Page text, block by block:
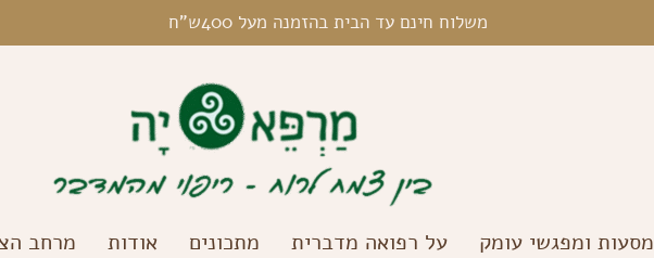
משלוח חינם עד הבית בהזמנה מעל 400ש"ח
מסעות ומפגשי עומק על רפואה מדברית מתכונים אודות מרחב